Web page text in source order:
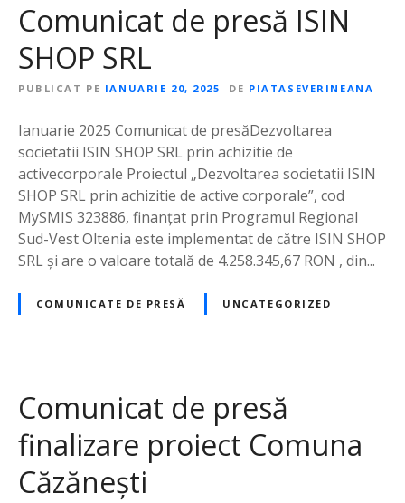
Comunicat de presă ISIN
SHOP SRL
PUBLICAT PE IANUARIE 20, 2025 DE PIATASEVERINEANA
Ianuarie 2025 Comunicat de presăDezvoltarea
societatii ISIN SHOP SRL prin achizitie de
activecorporale Proiectul „Dezvoltarea societatii ISIN
SHOP SRL prin achizitie de active corporale”, cod
MySMIS 323886, finanțat prin Programul Regional
Sud-Vest Oltenia este implementat de către ISIN SHOP
SRL și are o valoare totală de 4.258.345,67 RON , din...
COMUNICATE DE PRESĂ UNCATEGORIZED
Comunicat de presă
finalizare proiect Comuna
Căzănești